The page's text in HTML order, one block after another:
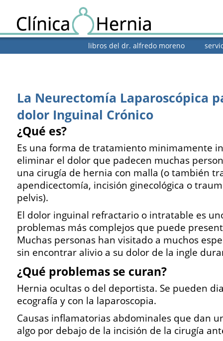
libros del dr. alfredo moreno
La Neurectomía Laparoscópica
dolor Inguinal Crónico
¿Qué es?
Es una forma de tratamiento minimamente
eliminar el dolor que padecen muchas
una cirugía de hernia con malla (o también
apendicectomía, incisión ginecológica o
pelvis).
El dolor inguinal refractario o intratable es
problemas más complejos que puede
Muchas personas han visitado a muchos
sin encontrar alivio a su dolor de la ingle
¿Qué problemas se curan?
Hernia ocultas o del deportista. Se pueden
ecografía y con la laparoscopia.
Causas inflamatorias abdominales que dan
algo por debajo de la incisión de la cirugía